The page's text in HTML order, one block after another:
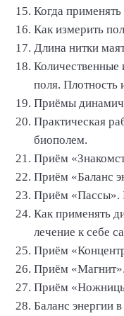
Когда применять
Как измерить
Длина нитки
Количественные
поля. Плотность
Приёмы
Практическая
биополем.
Приём
Приём «Баланс
Приём «Пассы».
Как применять
лечение к себе
Приём
Приём «Магнит».
Приём
Баланс энергии